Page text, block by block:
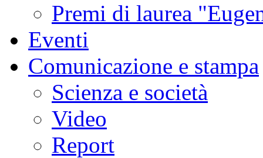
Premi di laurea
Eventi
Comunicazione e stampa
Scienza e società
Video
Report